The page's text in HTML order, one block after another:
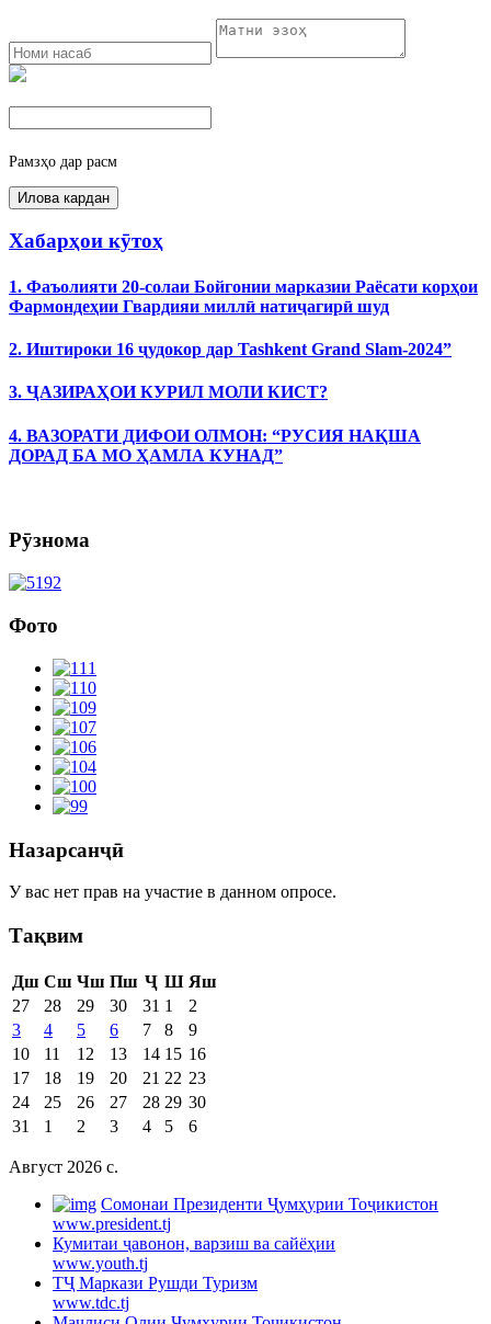
Рамзҳо дар расм
Хабарҳои кӯтоҳ
1. Фаъолияти 20-солаи Бойгонии марказии Раёсати корҳои
Фармондеҳии Гвардияи миллӣ натиҷагирӣ шуд
2. Иштироки 16 ҷудокор дар Tashkent Grand Slam-2024”
3. ҶАЗИРАҲОИ КУРИЛ МОЛИ КИСТ?
4. ВАЗОРАТИ ДИФОИ ОЛМОН: “РУСИЯ НАҚША
ДОРАД БА МО ҲАМЛА КУНАД”
Рӯзнома
Фото
Назарсанҷӣ
У вас нет прав на участие в данном опросе.
Тақвим
Дш Сш Чш Пш Ҷ Ш Яш
27
28 29 30 31 1
2
3
4 5 6 7 8
9
10
11 12 13 14 15 16
17
18 19 20 21 22 23
24
25 26 27 28 29 30
31
1 2 3 4 5 6
Август 2026 c.
Cомонаи Президенти Ҷумҳурии Тоҷикистон
www.president.tj
Кумитаи ҷавонон, варзиш ва сайёҳии
www.youth.tj
ТҶ Маркази Рушди Туризм
www.tdc.tj